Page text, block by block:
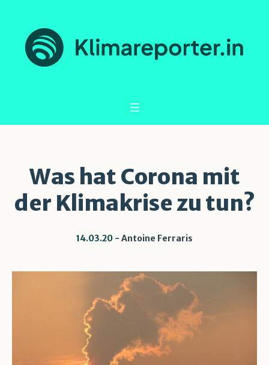
Was hat Corona mit
der Klimakrise zu tun?
14.03.20 Antoine Ferraris